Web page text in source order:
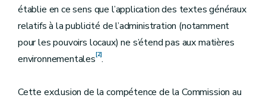
établie en ce sens que l’application des textes généraux
relatifs à la publicité de l’administration (notamment
pour les pouvoirs locaux) ne s’étend pas aux matières
environnementales[2].
Cette exclusion de la compétence de la Commission au